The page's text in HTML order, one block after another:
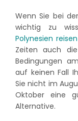
Wenn Sie bei
wichtig zu
Polynesien
Zeiten auch
Bedingungen
auf keinen Fall
Sie nicht im
Oktober eine
Alternative.